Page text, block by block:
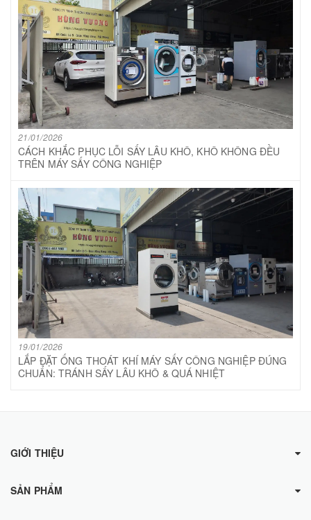
21/01/2026
CÁCH KHẮC PHỤC LỖI SẤY LÂU KHÔ, KHÔ KHÔNG ĐỀU
TRÊN MÁY SẤY CÔNG NGHIỆP
19/01/2026
LẮP ĐẶT ỐNG THOÁT KHÍ MÁY SẤY CÔNG NGHIỆP ĐÚNG
CHUẨN: TRÁNH SẤY LÂU KHÔ & QUÁ NHIỆT
GIỚI THIỆU
SẢN PHẨM